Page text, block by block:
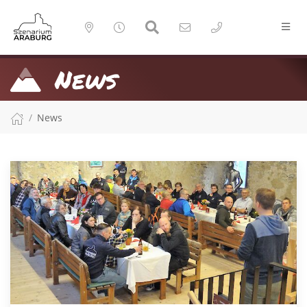
News
News